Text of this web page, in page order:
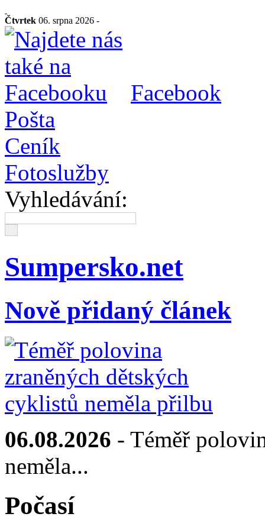
Čtvrtek 06. srpna 2026 -
Facebook
Pošta
Ceník
Fotoslužby
Vyhledávání:
Sumpersko.net
Nově přidaný článek
06.08.2026 - Téměř
neměla...
Počasí